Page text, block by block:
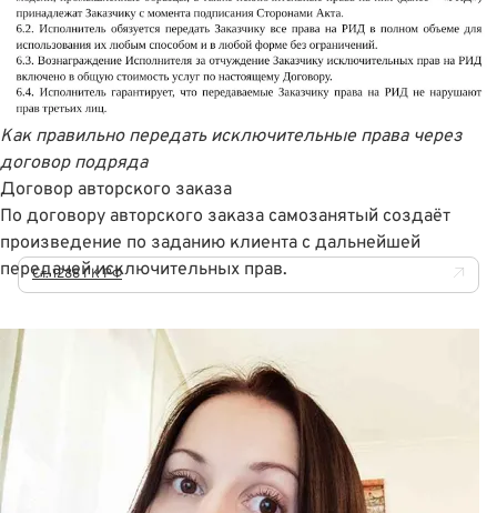
Как правильно передать исключительные права через
договор подряда
Договор авторского заказа
По договору авторского заказа самозанятый создаëт
произведение по заданию клиента с дальнейшей
передачей исключительных прав.
Ст. 1288 ГК РФ